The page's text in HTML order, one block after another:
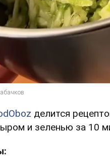
делится
и зеленью за 10